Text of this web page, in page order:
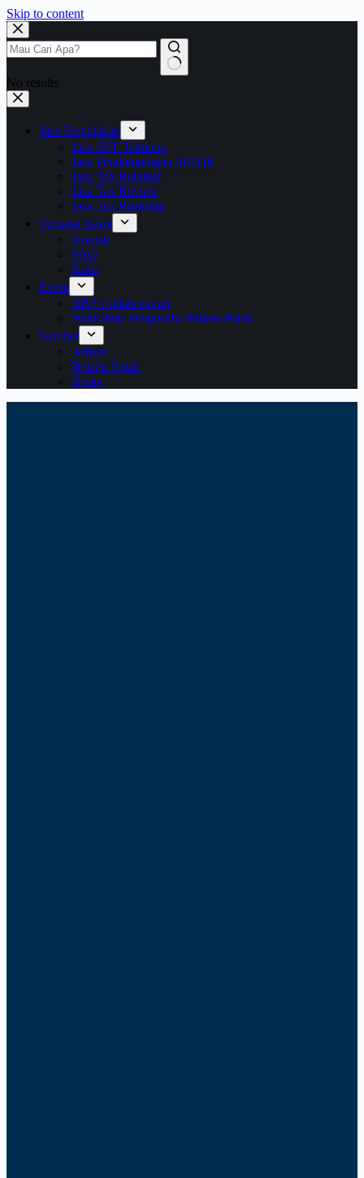
Skip to content
No results
Jasa Perpajakan
Jasa SPT Tahunan
Jasa Pendampingan SP2DK
Jasa Tax Retainer
Jasa Tax Review
Jasa Tax Planning
Tentang Kami
Kontak
FAQ
Karir
Event
BBF Collaboration
Workshop Pengusaha Paham Pajak
Sumber
Artikel
Belajar Pajak
Berita